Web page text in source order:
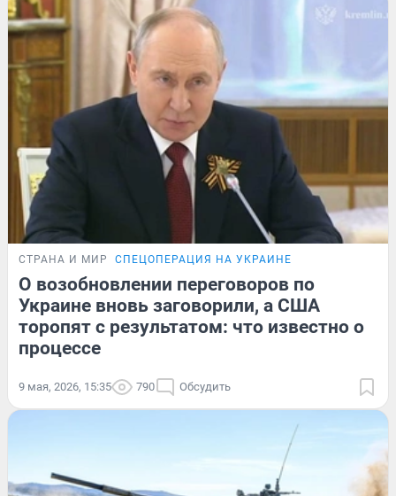
СТРАНА И МИР СПЕЦОПЕРАЦИЯ НА УКРАИНЕ
О возобновлении переговоров по
Украине вновь заговорили, а США
торопят с результатом: что известно о
процессе
9 мая, 2026, 15:35 790 Обсудить